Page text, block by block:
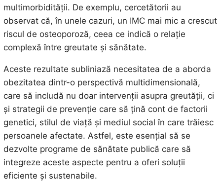
multimorbidității. De exemplu, cercetătorii au
observat că, în unele cazuri, un IMC mai mic a crescut
riscul de osteoporoză, ceea ce indică o relație
complexă între greutate și sănătate.
Aceste rezultate subliniază necesitatea de a aborda
obezitatea dintr-o perspectivă multidimensională,
care să includă nu doar intervenții asupra greutății, ci
și strategii de prevenție care să țină cont de factorii
genetici, stilul de viață și mediul social în care trăiesc
persoanele afectate. Astfel, este esențial să se
dezvolte programe de sănătate publică care să
integreze aceste aspecte pentru a oferi soluții
eficiente și sustenabile.